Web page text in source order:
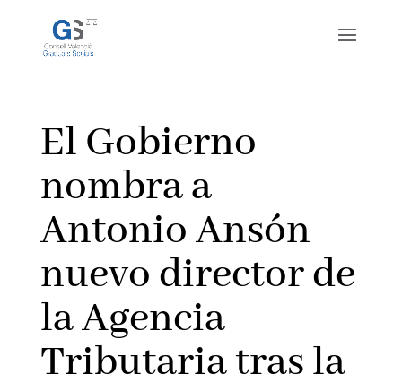
El Gobierno
nombra a
Antonio Ansón
nuevo director de
la Agencia
Tributaria tras la